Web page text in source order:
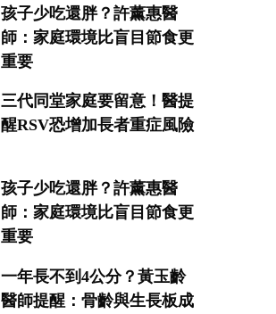
孩子少吃還胖？許薰惠醫
師：家庭環境比盲目節食更
重要
三代同堂家庭要留意！醫提
醒RSV恐增加長者重症風險
孩子少吃還胖？許薰惠醫
師：家庭環境比盲目節食更
重要
一年長不到4公分？黃玉齡
醫師提醒：骨齡與生長板成